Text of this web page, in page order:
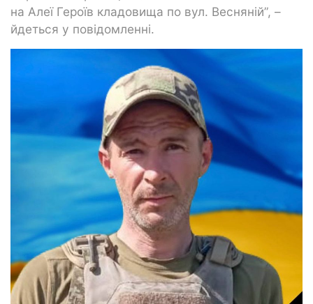
на Алеї Героїв кладовища по вул. Весняній”, –
йдеться у повідомленні.